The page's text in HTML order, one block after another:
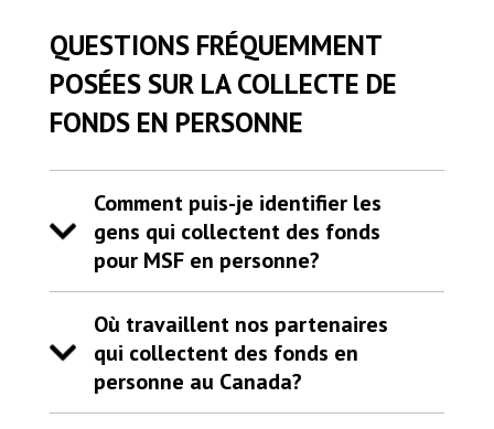
QUESTIONS FRÉQUEMMENT
POSÉES SUR LA COLLECTE DE
FONDS EN PERSONNE
Comment puis-je identifier les
gens qui collectent des fonds
pour MSF en personne?
Où travaillent nos partenaires
qui collectent des fonds en
personne au Canada?